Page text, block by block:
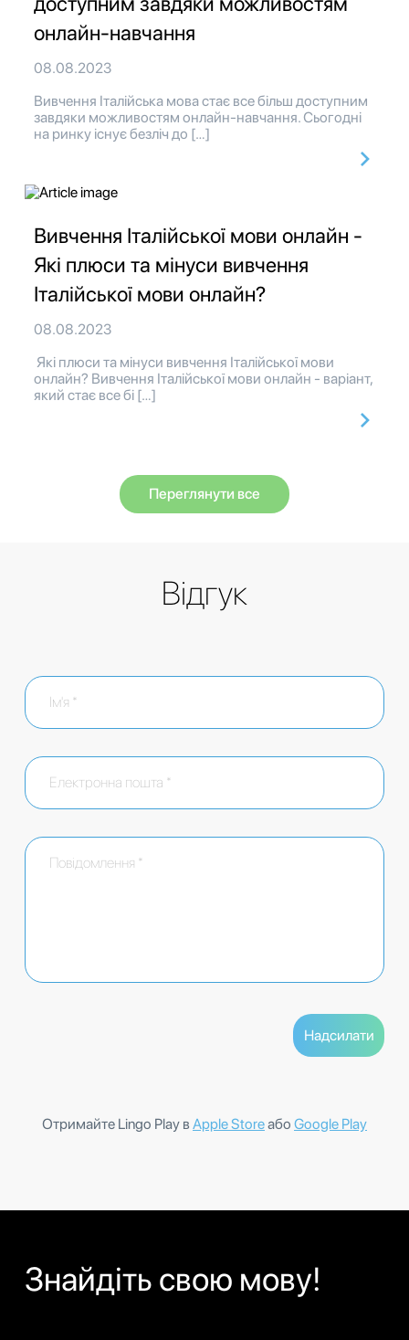
онлайн-навчання
08.08.2023
Вивчення Італійська мова стає все більш доступним
завдяки можливостям онлайн-навчання. Сьогодні
на ринку існує безліч до […]
Вивчення Італійської мови онлайн -
Які плюси та мінуси вивчення
Італійської мови онлайн?
08.08.2023
Які плюси та мінуси вивчення Італійської мови
онлайн? Вивчення Італійської мови онлайн - варіант,
який стає все бі […]
Переглянути все
Відгук
Отримайте Lingo Play в Apple Storeабо Google Play
Знайдіть свою мову!